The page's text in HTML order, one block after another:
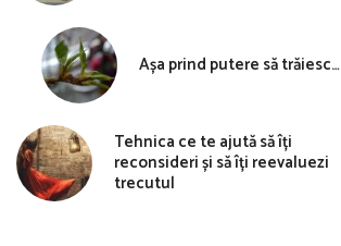
Așa prind putere să trăiesc…
Tehnica ce te ajută să îți
reconsideri și să îți reevaluezi
trecutul